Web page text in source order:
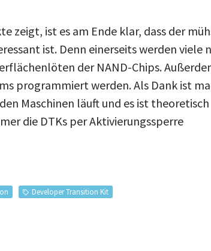
zeigt, ist es am Ende klar, dass der
ist. Denn einerseits werden viele
der NAND-Chips.
programmiert werden. Als Dank ist
Maschinen läuft und es ist theoretisch
die DTKs per Aktivierungssperre
Developer Transition Kit